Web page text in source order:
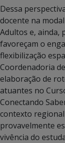
Dessa
docente na
Adultos e, ainda,
favoreçam o
flexibilização
Coordenadoria
elaboração de
atuantes no
Conectando
contexto
provavelmente
vivência do